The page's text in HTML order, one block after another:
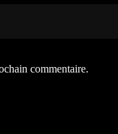
commentaire.